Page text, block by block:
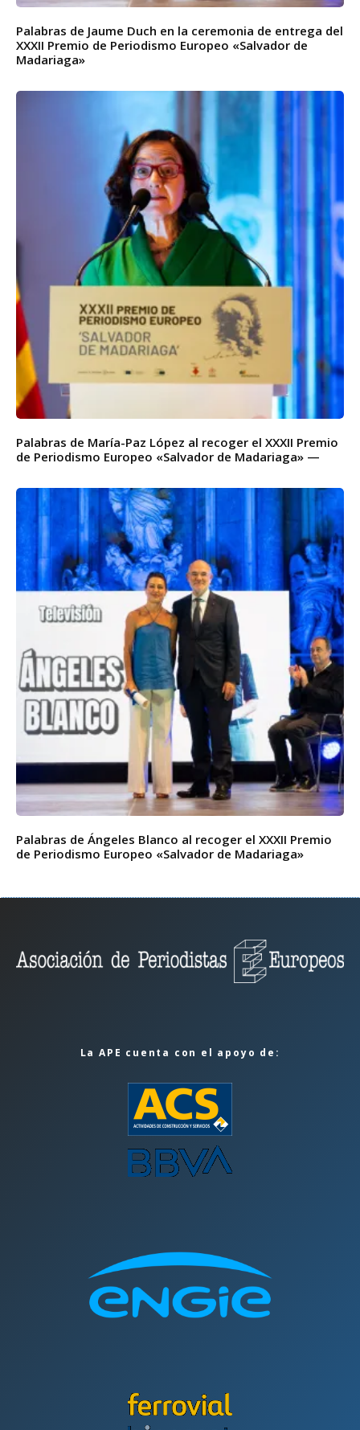
Palabras de Jaume Duch en la ceremonia de entrega del
XXXII Premio de Periodismo Europeo «Salvador de
Madariaga»
Palabras de María-Paz López al recoger el XXXII Premio
de Periodismo Europeo «Salvador de Madariaga» —
Palabras de Ángeles Blanco al recoger el XXXII Premio
de Periodismo Europeo «Salvador de Madariaga»
La APE cuenta con el apoyo de: